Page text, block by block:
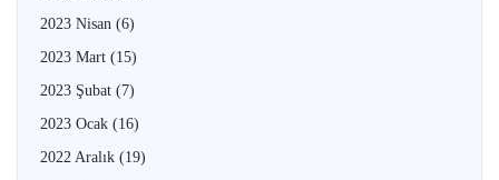
2023 Nisan (6)
2023 Mart (15)
2023 Şubat (7)
2023 Ocak (16)
2022 Aralık (19)